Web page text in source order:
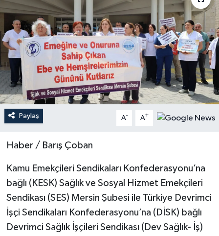
Paylaş A- A+
Haber / Barış Çoban
Kamu Emekçileri Sendikaları Konfederasyonu’na
bağlı (KESK) Sağlık ve Sosyal Hizmet Emekçileri
Sendikası (SES) Mersin Şubesi ile Türkiye Devrimci
İşçi Sendikaları Konfederasyonu’na (DİSK) bağlı
Devrimci Sağlık İşçileri Sendikası (Dev Sağlık- İş)
Resmi İlan
Sağlık
Spor
Sürmanşet
Teknoloji
Yaşam